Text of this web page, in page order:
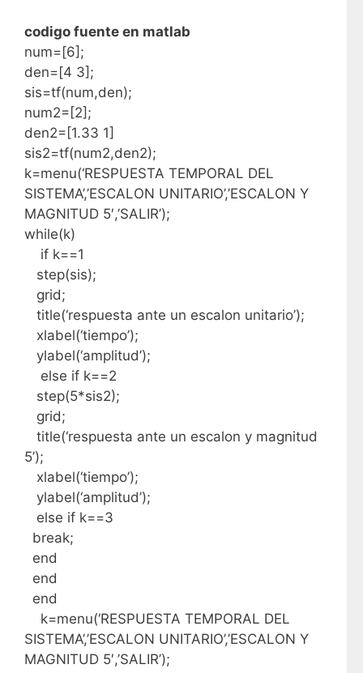
codigo fuente en matlab
num=[6];
den=[4 3];
sis=tf(num,den);
num2=[2];
den2=[1.33 1]
sis2=tf(num2,den2);
k=menu(‘RESPUESTA TEMPORAL DEL
SISTEMA’,’ESCALON UNITARIO’,’ESCALON Y
MAGNITUD 5′,’SALIR’);
while(k)
if k==1
step(sis);
grid;
title(‘respuesta ante un escalon unitario’);
xlabel(‘tiempo’);
ylabel(‘amplitud’);
else if k==2
step(5*sis2);
grid;
title(‘respuesta ante un escalon y magnitud
5’);
xlabel(‘tiempo’);
ylabel(‘amplitud’);
else if k==3
break;
end
end
end
k=menu(‘RESPUESTA TEMPORAL DEL
SISTEMA’,’ESCALON UNITARIO’,’ESCALON Y
MAGNITUD 5′,’SALIR’);